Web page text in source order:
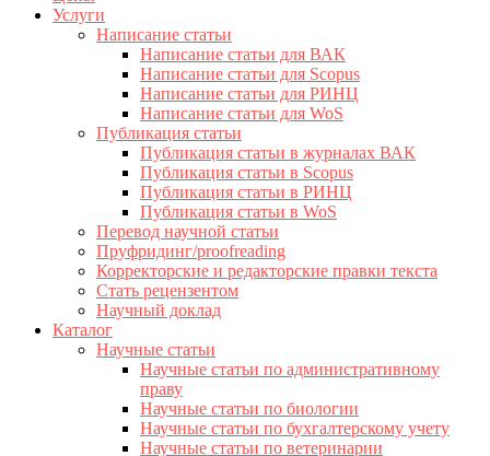
Услуги
Написание статьи
Написание статьи для ВАК
Написание статьи для Scopus
Написание статьи для РИНЦ
Написание статьи для WoS
Публикация статьи
Публикация статьи в журналах ВАК
Публикация статьи в Scopus
Публикация статьи в РИНЦ
Публикация статьи в WoS
Перевод научной статьи
Пруфридинг/proofreading
Корректорские и редакторские правки текста
Стать рецензентом
Научный доклад
Каталог
Научные статьи
Научные статьи по административному
праву
Научные статьи по биологии
Научные статьи по бухгалтерскому учету
Научные статьи по ветеринарии